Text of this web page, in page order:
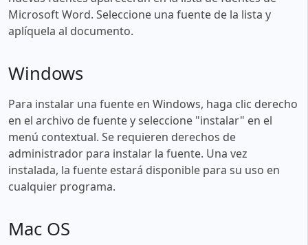
Microsoft Word. Seleccione una fuente de la lista y
aplíquela al documento.
Windows
Para instalar una fuente en Windows, haga clic derecho
en el archivo de fuente y seleccione "instalar" en el
menú contextual. Se requieren derechos de
administrador para instalar la fuente. Una vez
instalada, la fuente estará disponible para su uso en
cualquier programa.
Mac OS